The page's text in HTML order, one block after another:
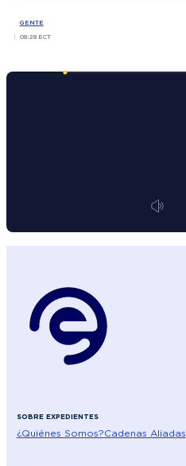
GENTE
08:28 ECT
SOBRE EXPEDIENTES
¿Quiénes Somos?Cadenas Aliadas